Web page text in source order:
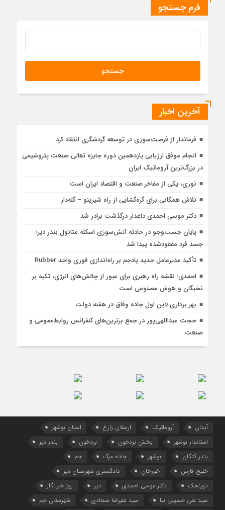
فرم جستجو
آخرین اخبار
فرماندار از فرصت‌سوزی در توسعه گردشگری انتقاد کرد
انجام موفق ارزیابی یازدهمین دوره جایزه تعالی صنعت پتروشیمی
در بزرگ‌ترین آروماتیک ایران
نوری، یکی از مفاخر صنعت و اقتصاد ایران است
تلاش همگانی برای گره‌گشایی از راه شیرینو – گله‌دار
دکتر موسی احمدی داغدار درگذشت برادر شد
پایان جست‌وجو در حادثه آتش‌سوزی اسکله متانول بندر دیر؛
جسد فرد مفقودشده پیدا شد
تأکید مدیرعامل جدید پادجم بر راه‌اندازی فوری واحد Rubber
احمدی: نقشه راه رهبری برای عبور از چالش‌های انرژی، تکیه بر
نخبگان و هوش مصنوعی است
بهر برداری لاین اول جاده وفاق در هفته دولت
حجت عبداللهی‌پور در جمع برترین‌های کنفرانس روابط‌عمومی و
صنعت
آبدان آروماتیک ارسلان زارع
استان بوشهر
استاندار بوشهر
بخش بردخون بردخون
بندر دیر
بندر کنگان
بوشهر جاده مرگ
جم
خلیج فارس
خورخان
دادگستری شهرستان دیر
دوراهک
دکتر موسی احمدی دیر
روز خبرنگار
سید علی حسینی نیا
سید علیرضا سجادی شهرستان جم